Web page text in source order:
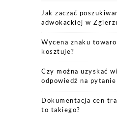
Jak zacząć
adwokackiej w
Wycena znaku
kosztuje?
Czy można uzyskać
odpowiedź na pytanie
Dokumentacja cen
to takiego?